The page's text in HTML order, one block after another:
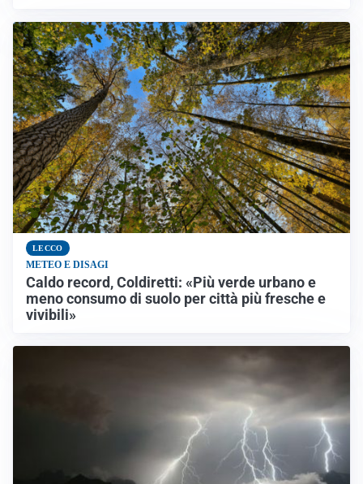
LECCO
METEO E DISAGI
Caldo record, Coldiretti: «Più verde urbano e
meno consumo di suolo per città più fresche e
vivibili»